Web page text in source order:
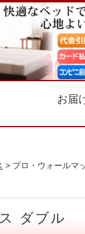
お届
> プロ・ウォールマ
ダブル